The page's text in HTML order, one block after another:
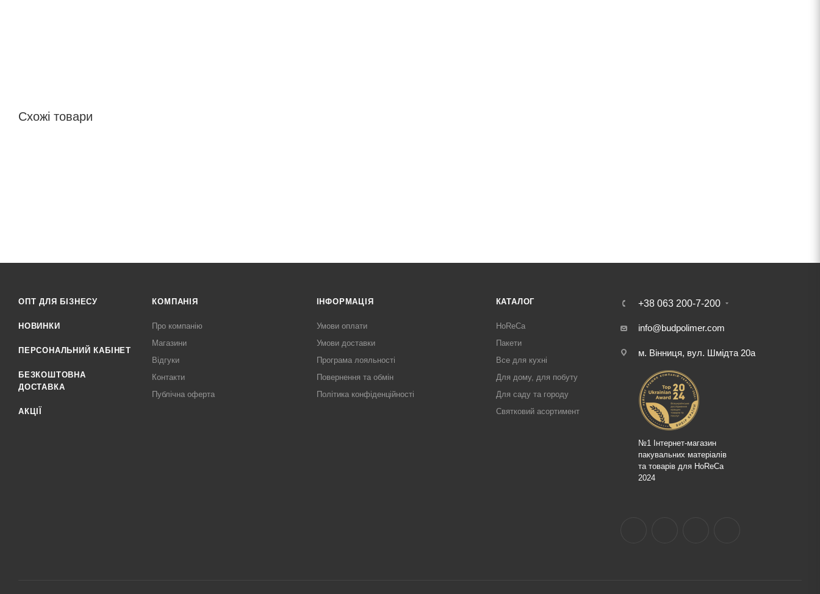
Схожі товари
ОПТ ДЛЯ БІЗНЕСУ
НОВИНКИ
ПЕРСОНАЛЬНИЙ КАБІНЕТ
БЕЗКОШТОВНА
ДОСТАВКА
АКЦІЇ
КОМПАНІЯ
Про компанію
Магазини
Відгуки
Контакти
Публічна оферта
ІНФОРМАЦІЯ
Умови оплати
Умови доставки
Програма лояльності
Повернення та обмін
Політика конфіденційності
КАТАЛОГ
HoReCa
Пакети
Все для кухні
Для дому, для побуту
Для саду та городу
Святковий асортимент
+38 063 200-7-200
info@budpolimer.com
м. Вінниця, вул. Шмідта 20а
№1 Інтернет-магазин
пакувальних матеріалів
та товарів для HoReCa
2024